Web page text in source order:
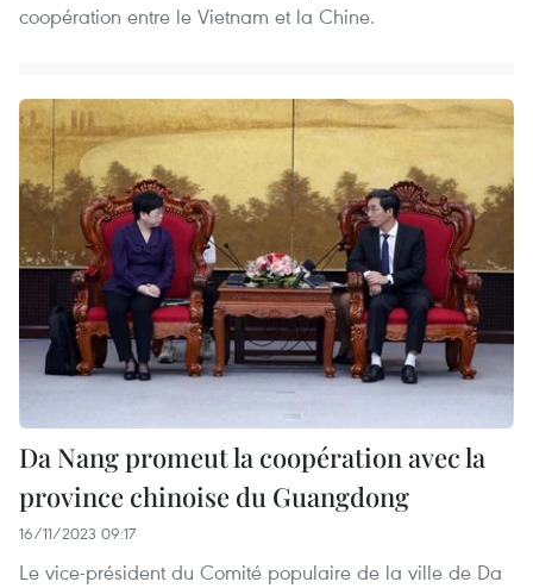
coopération entre le Vietnam et la Chine.
Da Nang promeut la coopération avec la
province chinoise du Guangdong
16/11/2023 09:17
Le vice-président du Comité populaire de la ville de Da